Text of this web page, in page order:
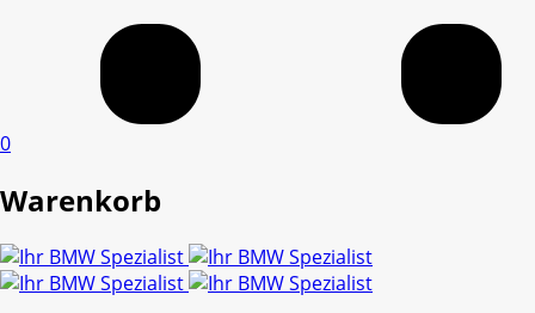
0
Warenkorb